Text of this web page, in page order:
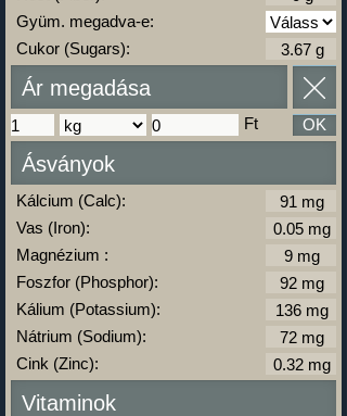
Gyüm. megadva-e:
Cukor (Sugars):
Ár megadása
Ft OK
Ásványok
Kálcium (Calc):
Vas (Iron):
Magnézium :
Foszfor (Phosphor):
Kálium (Potassium):
Nátrium (Sodium):
Cink (Zinc):
Vitaminok